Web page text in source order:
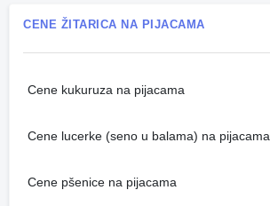
CENE ŽITARICA NA PIJACAMA
Cene kukuruza na pijacama
Cene lucerke (seno u balama) na pijacama
Cene pšenice na pijacama